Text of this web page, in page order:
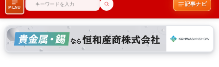
MENU
記事ナビ